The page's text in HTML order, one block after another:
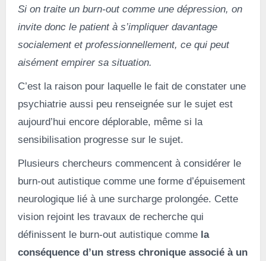
Si on traite un burn-out comme une dépression, on
invite donc le patient à s’impliquer davantage
socialement et professionnellement, ce qui peut
aisément empirer sa situation.
C’est la raison pour laquelle le fait de constater une
psychiatrie aussi peu renseignée sur le sujet est
aujourd’hui encore déplorable, même si la
sensibilisation progresse sur le sujet.
Plusieurs chercheurs commencent à considérer le
burn-out autistique comme une forme d’épuisement
neurologique lié à une surcharge prolongée. Cette
vision rejoint les travaux de recherche qui
définissent le burn-out autistique comme la
conséquence d’un stress chronique associé à un